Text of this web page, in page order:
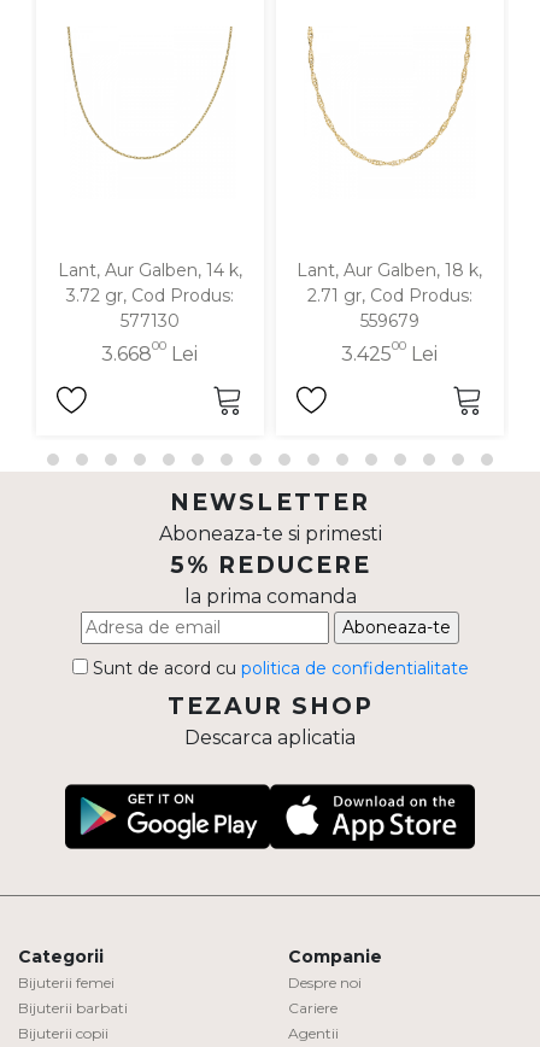
Cu pietre
Diamante
Lant, Aur Galben, 14 k,
3.72 gr, Cod Produs:
577130
3.66800 Lei
Lant, Aur Galben, 18 k,
2.71 gr, Cod Produs:
559679
3.42500 Lei
NEWSLETTER
Aboneaza-te si primesti
5% REDUCERE
la prima comanda
Aboneaza-te
Sunt de acord cu politica de confidentialitate
TEZAUR SHOP
Descarca aplicatia
Categorii
Bijuterii femei
Bijuterii barbati
Bijuterii copii
Companie
Despre noi
Cariere
Agentii